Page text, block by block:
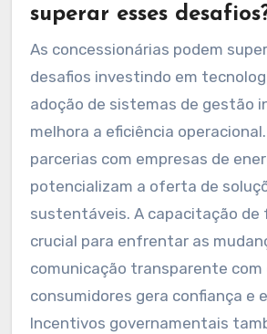
superar esses
As concessionárias podem
desafios investindo em
adoção de sistemas de gestão
melhora a eficiência
parcerias com empresas de
potencializam a oferta de
sustentáveis. A capacitação de
crucial para enfrentar as
comunicação transparente com
consumidores gera confiança e
Incentivos governamentais